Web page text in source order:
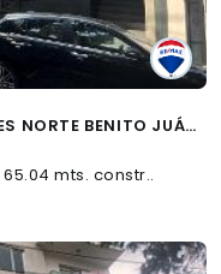
DEPARTAMENTO EN RENTA PORTALES NORTE BENITO JUÁREZ - (34)
65.04 mts. constr..